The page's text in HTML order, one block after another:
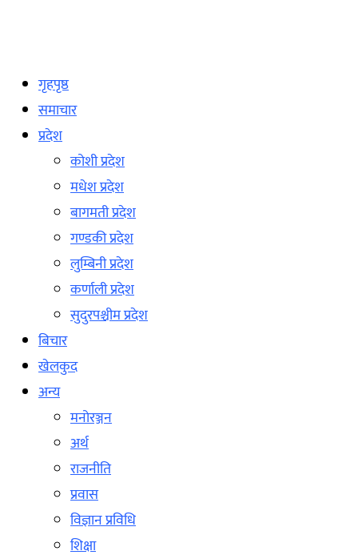
गृहपृष्ठ
समाचार
प्रदेश
कोशी प्रदेश
मधेश प्रदेश
बागमती प्रदेश
गण्डकी प्रदेश
लुम्बिनी प्रदेश
कर्णाली प्रदेश
सुदुरपश्चीम प्रदेश
बिचार
खेलकुद
अन्य
मनोरञ्जन
अर्थ
राजनीति
प्रवास
विज्ञान प्रविधि
शिक्षा